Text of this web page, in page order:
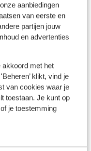
aanbiedingen
van eerste en
partijen jouw
en advertenties
akkoord met het
klikt, vind je
van cookies waar je
toestaan. Je kunt op
je toestemming
(gratis) ,